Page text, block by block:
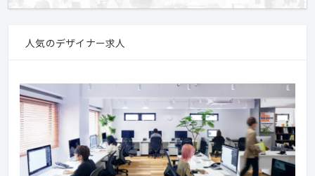
人気のデザイナー求人